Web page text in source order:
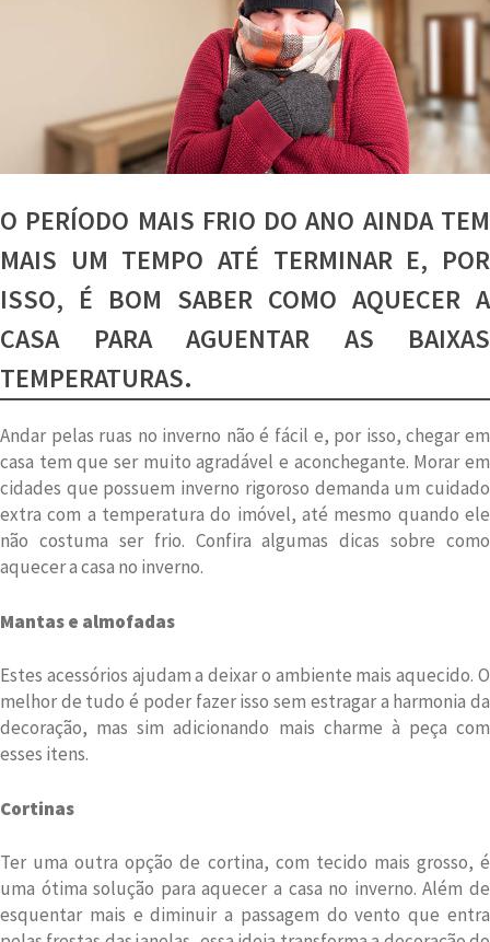
O PERÍODO MAIS FRIO DO ANO AINDA TEM
MAIS UM TEMPO ATÉ TERMINAR E, POR
ISSO, É BOM SABER COMO AQUECER A
CASA PARA AGUENTAR AS BAIXAS
TEMPERATURAS.
Andar pelas ruas no inverno não é fácil e, por isso, chegar em
casa tem que ser muito agradável e aconchegante. Morar em
cidades que possuem inverno rigoroso demanda um cuidado
extra com a temperatura do imóvel, até mesmo quando ele
não costuma ser frio. Confira algumas dicas sobre como
aquecer a casa no inverno.
Mantas e almofadas
Estes acessórios ajudam a deixar o ambiente mais aquecido. O
melhor de tudo é poder fazer isso sem estragar a harmonia da
decoração, mas sim adicionando mais charme à peça com
esses itens.
Cortinas
Ter uma outra opção de cortina, com tecido mais grosso, é
uma ótima solução para aquecer a casa no inverno. Além de
esquentar mais e diminuir a passagem do vento que entra